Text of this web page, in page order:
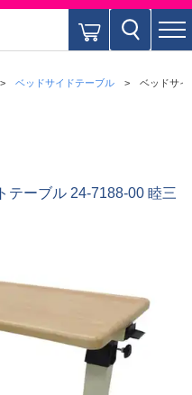
ベッドサイドテーブル ベッドサイ
テーブル 24-7188-00 睦三